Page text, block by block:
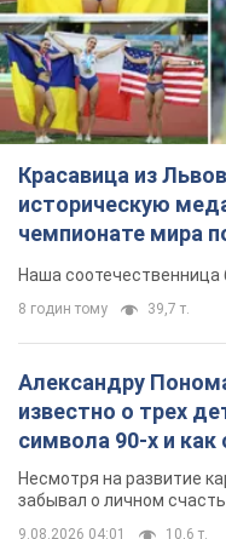
Красавица из
историческую
чемпионате мира
Видео
Наша соотечественница
8 годин тому 39,7 т.
Александру
известно о трех
символа 90-х и
Несмотря на развитие
забывал о личном
9.08.2026 04:01 10,6 т.